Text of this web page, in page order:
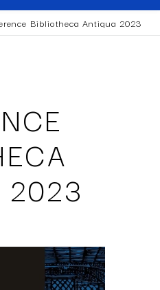
Bibliotheca Antiqua 2023
2023